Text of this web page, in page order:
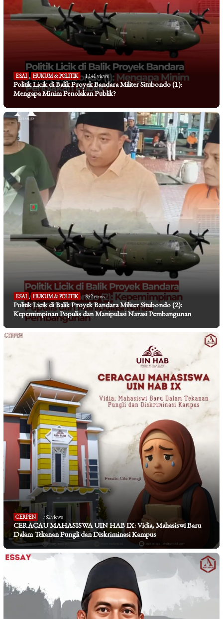
ESAI , HUKUM & POLITIK 1,141 views
Politik Licik di Balik Proyek Bandara Militer Situbondo (1):
Mengapa Minim Penolakan Publik?
ESAI , HUKUM & POLITIK 852 views
Politik Licik di Balik Proyek Bandara Militer Situbondo (2):
Kepemimpinan Populis dan Manipulasi Narasi Pembangunan
CERPEN 782 views
CERACAU MAHASISWA UIN HAB IX: Vidia, Mahasiswi Baru
Dalam Tekanan Pungli dan Diskriminasi Kampus